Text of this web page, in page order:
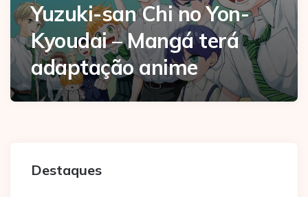
Yuzuki-san Chi no Yon-
Kyoudai – Mangá terá
adaptação anime
Destaques